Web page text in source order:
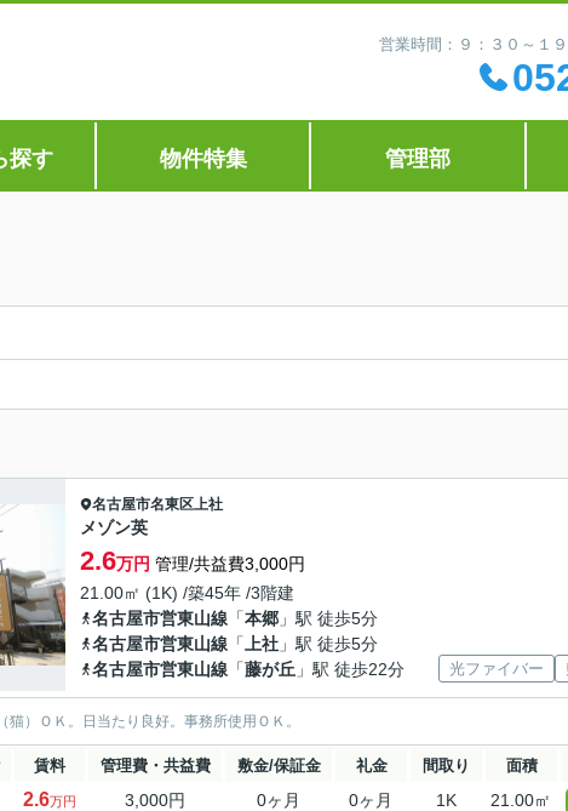
営業時間：９：３０～１
探す 物件特集 管理部
名古屋市名東区上社
メゾン英
2.6万円 管理/共益費3,000円
21.00㎡ (1K) /築45年 /3階建
名古屋市営東山線 「本郷 」駅 徒歩5分
名古屋市営東山線 「 上社 」駅 徒歩5分
名古屋市営東山線 「藤が丘 」駅 徒歩22分 光ファイバー
猫）ＯＫ。日当たり良好。事務所使用ＯＫ。
賃料 管理費・共益費 敷金/保証金 礼金 間取り 面積
2.6万円 3,000円 0ヶ月 0ヶ月 1K 21.00㎡